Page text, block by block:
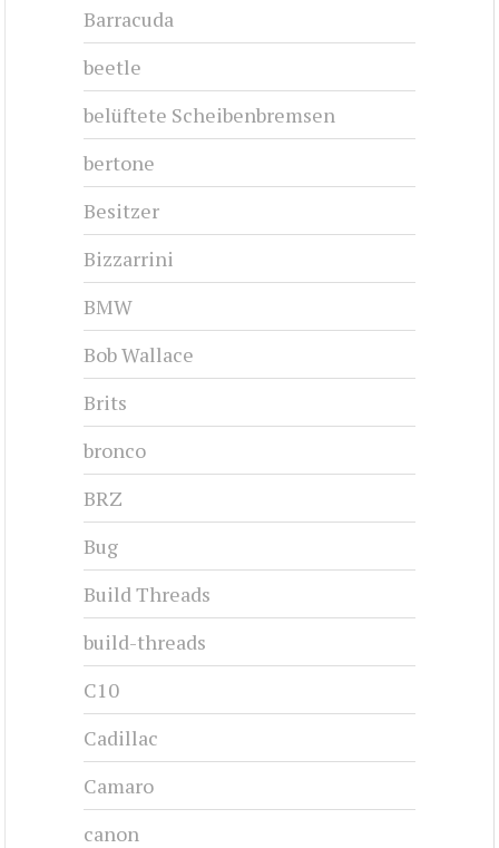
Barracuda
beetle
belüftete Scheibenbremsen
bertone
Besitzer
Bizzarrini
BMW
Bob Wallace
Brits
bronco
BRZ
Bug
Build Threads
build-threads
C10
Cadillac
Camaro
canon